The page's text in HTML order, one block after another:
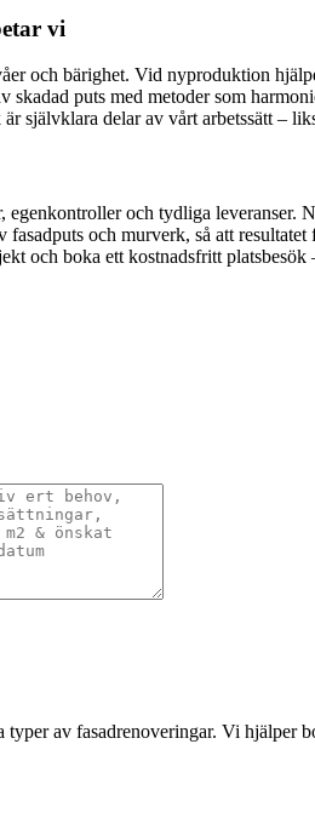
vi
och bärighet. Vid nyproduktion
puts med metoder som
självklara delar av vårt arbetssätt –
egenkontroller och tydliga
och murverk, så att
och boka ett kostnadsfritt
av fasadrenoveringar. Vi hjälper